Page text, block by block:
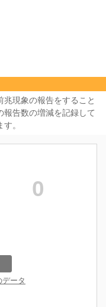
現象の報告をすること
報告数の増減を記録して
。